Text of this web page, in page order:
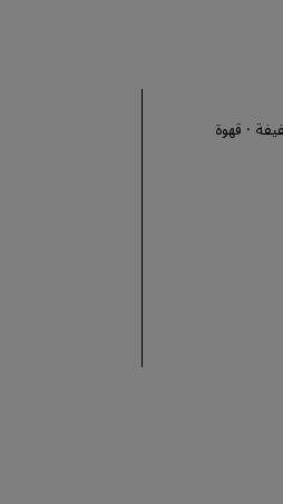
· قهوة